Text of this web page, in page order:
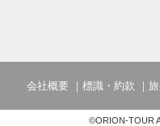
会社概要 標識・約款
©ORION-TOUR